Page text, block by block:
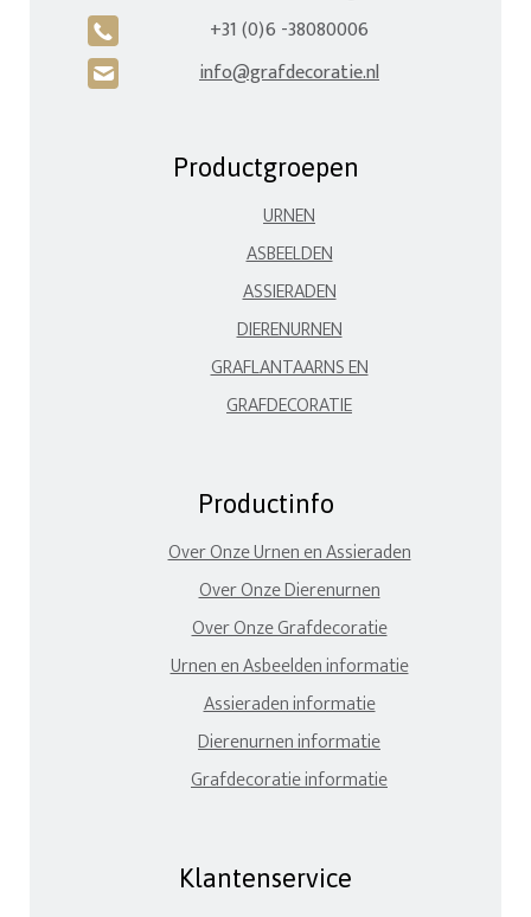
A +31 (0)6 -38080006
H info@grafdecoratie.nl
Productgroepen
URNEN
ASBEELDEN
ASSIERADEN
DIERENURNEN
GRAFLANTAARNS EN
GRAFDECORATIE
Productinfo
Over Onze Urnen en Assieraden
Over Onze Dierenurnen
Over Onze Grafdecoratie
Urnen en Asbeelden informatie
Assieraden informatie
Dierenurnen informatie
Grafdecoratie informatie
Klantenservice